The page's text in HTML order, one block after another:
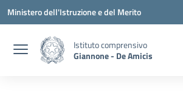
Vai ai contenuti
Vai al menu di navigazione
Vai al footer
Ministero dell'Istruzione e del Merito
Istituto comprensivo
Giannone - De Amicis